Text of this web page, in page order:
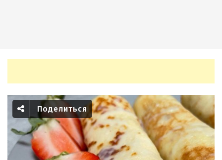
Поделиться